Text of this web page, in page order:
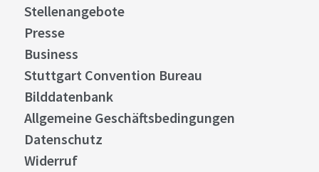
Stellenangebote
Presse
Business
Stuttgart Convention Bureau
Bilddatenbank
Allgemeine Geschäftsbedingungen
Datenschutz
Widerruf